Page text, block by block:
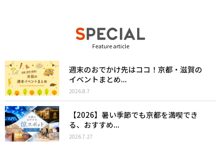
Feature article
週末のおでかけ先はココ！京都・滋賀の
イベントまとめ...
2026.8.7
【2026】暑い季節でも京都を満喫でき
る、おすすめ...
2026.7.27